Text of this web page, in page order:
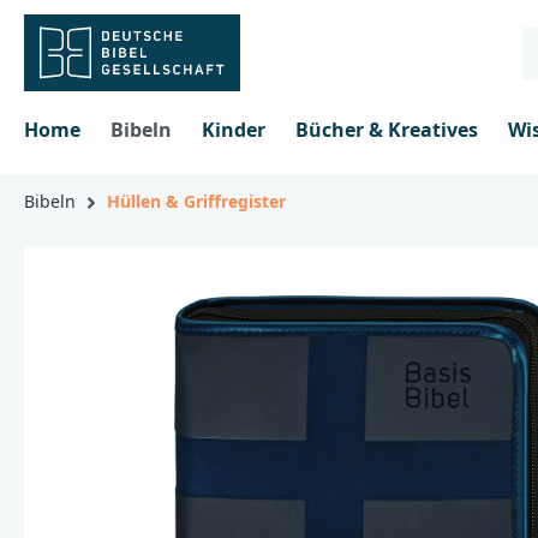
springen
Home Bibeln Kinder Bücher & Kreatives
Bibeln Hüllen & Griffregister